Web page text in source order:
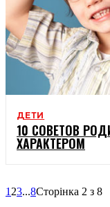
ДЕТИ
10 СОВЕТОВ
ХАРАКТЕРОМ
1 23...8Сторінка 2 з 8